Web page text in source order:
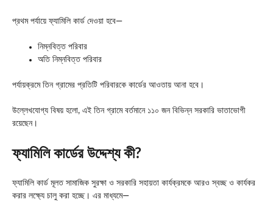
প্রথম পর্যায়ে ফ্যামিলি কার্ড দেওয়া হবে—
নিম্নবিত্ত পরিবার
অতি নিম্নবিত্ত পরিবার
পর্যায়ক্রমে তিন গ্রামের প্রতিটি পরিবারকে কার্ডের আওতায় আনা হবে।
উল্লেখযোগ্য বিষয় হলো, এই তিন গ্রামে বর্তমানে ১১০ জন বিভিন্ন সরকারি ভাতাভোগী
রয়েছেন।
ফ্যামিলি কার্ডের উদ্দেশ্য কী?
ফ্যামিলি কার্ড মূলত সামাজিক সুরক্ষা ও সরকারি সহায়তা কার্যক্রমকে আরও স্বচ্ছ ও কার্যকর
করার লক্ষ্যে চালু করা হচ্ছে। এর মাধ্যমে—